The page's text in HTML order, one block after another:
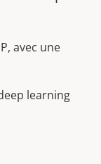
avec une
learning